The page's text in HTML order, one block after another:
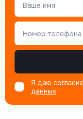
Ваше имя
Номер телефона
Я даю
данных